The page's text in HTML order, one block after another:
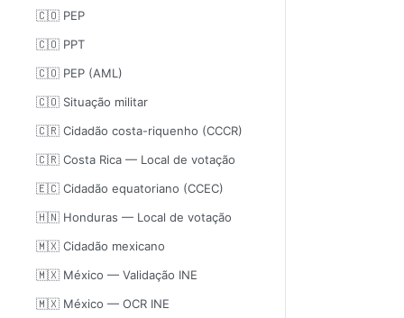
🇨🇴 PEP
🇨🇴 PPT
🇨🇴 PEP (AML)
🇨🇴 Situação militar
🇨🇷 Cidadão costa-riquenho (CCCR)
🇨🇷 Costa Rica — Local de votação
🇪🇨 Cidadão equatoriano (CCEC)
🇭🇳 Honduras — Local de votação
🇲🇽 Cidadão mexicano
🇲🇽 México — Validação INE
🇲🇽 México — OCR INE